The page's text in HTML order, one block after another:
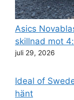
Asics
skillnad mot
juli 29, 2026
Ideal of
hänt